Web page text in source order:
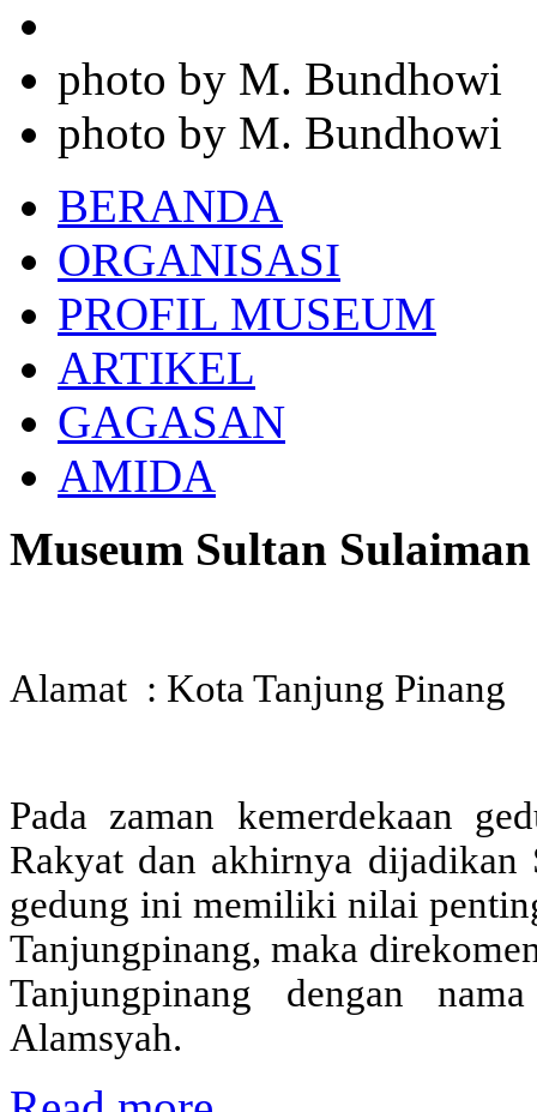
photo by M. Bundhowi
photo by M. Bundhowi
BERANDA
ORGANISASI
PROFIL MUSEUM
ARTIKEL
GAGASAN
AMIDA
Museum Sultan
Alamat : Kota Tanjung Pinang
Pada zaman kemerdekaan
Rakyat dan akhirnya
gedung ini memiliki nilai
Tanjungpinang, maka
Tanjungpinang dengan
Alamsyah.